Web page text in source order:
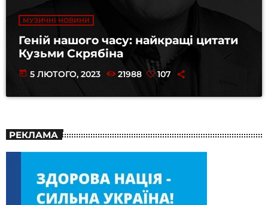
МУЗИЧНІ НОВИНИ
Геній нашого часу: найкращі цитати
Кузьми Скрябіна
today 5 ЛЮТОГО, 2023 21988 107
РЕКЛАМА